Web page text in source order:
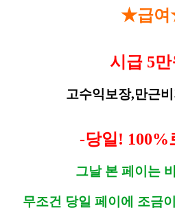
★급
시급 5만
고수익보장,만근
-당일! 100%
그날 본 페이는
무조건 당일 페이에 조금